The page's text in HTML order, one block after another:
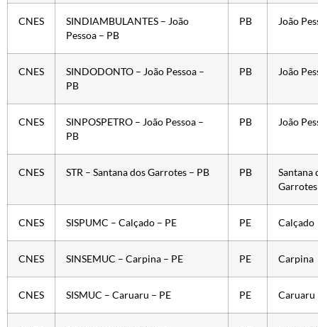
CNES
SINDIAMBULANTES – João
Pessoa – PB
PB João
CNES
SINDODONTO – João Pessoa –
PB
PB João
CNES
SINPOSPETRO – João Pessoa –
PB
PB João
CNES STR – Santana dos Garrotes – PB PB
Santana
Garrotes
CNES SISPUMC – Calçado – PE PE Calçado
CNES SINSEMUC – Carpina – PE PE Carpina
CNES SISMUC – Caruaru – PE PE Caruaru